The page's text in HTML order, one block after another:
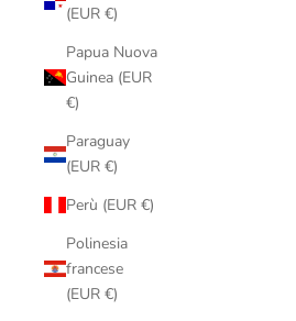
(EUR €)
Papua Nuova
Guinea (EUR
€)
Paraguay
(EUR €)
Perù (EUR €)
Polinesia
francese
(EUR €)